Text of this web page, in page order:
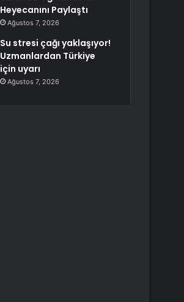
Heyecanını Paylaştı
Ağustos 7, 2026
Su stresi çağı yaklaşıyor!
Uzmanlardan Türkiye
için uyarı
Ağustos 7, 2026